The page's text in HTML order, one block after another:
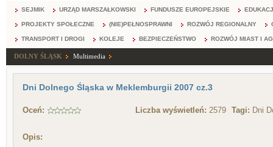
SEJMIK URZĄD MARSZAŁKOWSKI FUNDUSZE EUROPEJSKIE
PROJEKTY SPOŁECZNE (NIE)PEŁNOSPRAWNI ROZWÓJ REGIONALNY
TRANSPORT I DROGI KOLEJE BEZPIECZEŃSTWO ROZWÓJ MIAST I
DOLNY ŚLĄSK Multimedia
Dni Dolnego Śląska w Meklemburgii 2007 cz.3
Oceń: Liczba wyświetleń: 2579 Tagi: Dni
Opis: